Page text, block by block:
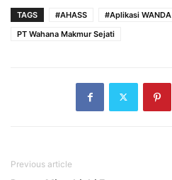
TAGS #AHASS #Aplikasi WANDA
PT Wahana Makmur Sejati
Previous article